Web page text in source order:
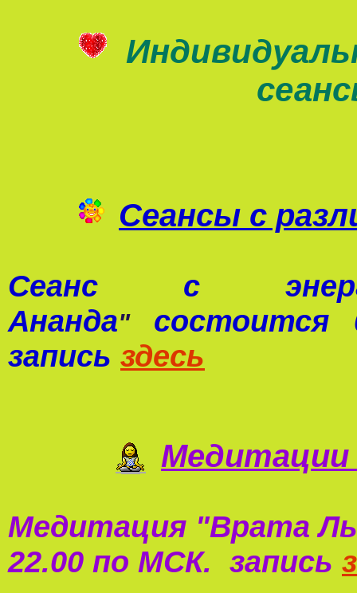
Сеансы с
Сеанс с
Ананда"
состоится
запись здесь
Медитации
Медитация "Врата
22.00 по МСК. запись